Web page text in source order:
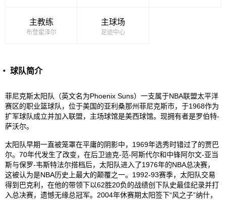
主教练
布登霍泽尔
主球场
足迹中心
・ 球队简介
菲尼克斯太阳队（英文名为Phoenix Suns）一支属于NBA联盟太平洋
赛区的职业篮球队，位于美国的亚利桑那州菲尼克斯市，于1968作为
扩军球队成立并加入联盟，主场球馆是美西球馆。现拥有者是罗伯特-
萨沃尔。
太阳队早期一直被笼罩在平庸的阴影中，1969年选秀时错过了的贾巴
尔。70年代发生了改变，在后卫迪克-范-阿斯代尔和中锋阿尔文-亚当
斯与保罗-韦斯特法尔搭档后，太阳队进入了1976年的NBA总决赛，
这被认为是NBA历史上最大的颠覆之一。1992-93赛季，太阳队交易
得到巴克利，在他的带领下以62胜20负的战绩创下队史最佳纪录并打
入总决赛，遗憾无缘总冠军。2004年休赛期太阳签下“风之子”纳什，